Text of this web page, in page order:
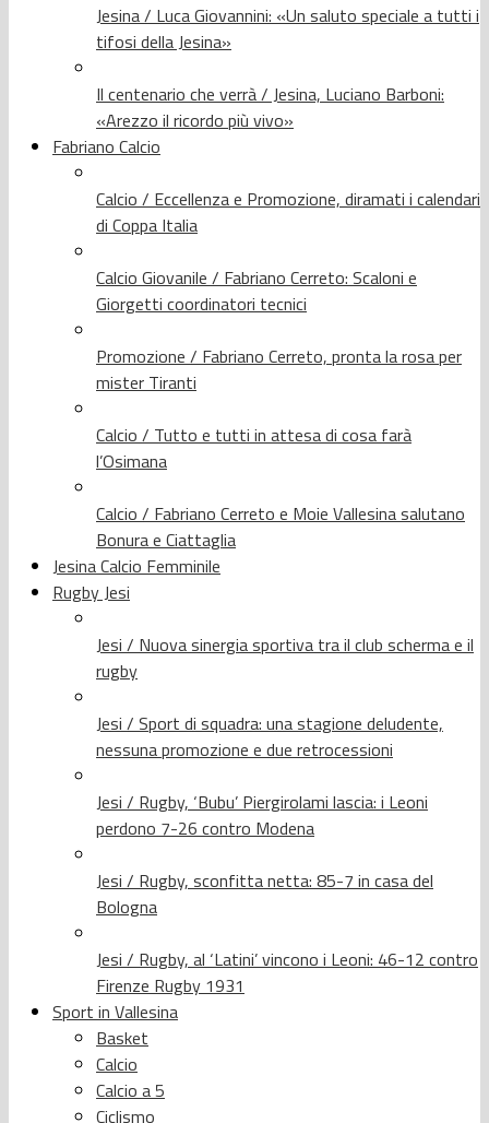
Jesina / Luca Giovannini: «Un saluto speciale a tutti i
tifosi della Jesina»
Il centenario che verrà / Jesina, Luciano Barboni:
«Arezzo il ricordo più vivo»
Fabriano Calcio
Calcio / Eccellenza e Promozione, diramati i calendari
di Coppa Italia
Calcio Giovanile / Fabriano Cerreto: Scaloni e
Giorgetti coordinatori tecnici
Promozione / Fabriano Cerreto, pronta la rosa per
mister Tiranti
Calcio / Tutto e tutti in attesa di cosa farà
l’Osimana
Calcio / Fabriano Cerreto e Moie Vallesina salutano
Bonura e Ciattaglia
Jesina Calcio Femminile
Rugby Jesi
Jesi / Nuova sinergia sportiva tra il club scherma e il
rugby
Jesi / Sport di squadra: una stagione deludente,
nessuna promozione e due retrocessioni
Jesi / Rugby, ‘Bubu’ Piergirolami lascia: i Leoni
perdono 7-26 contro Modena
Jesi / Rugby, sconfitta netta: 85-7 in casa del
Bologna
Jesi / Rugby, al ‘Latini’ vincono i Leoni: 46-12 contro
Firenze Rugby 1931
Sport in Vallesina
Basket
Calcio
Calcio a 5
Ciclismo